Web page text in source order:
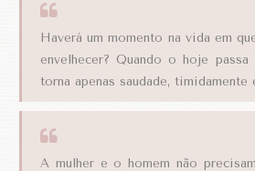
Haverá um momento na vida em
envelhecer? Quando o hoje
torna apenas saudade, timidamente
A mulher e o homem não